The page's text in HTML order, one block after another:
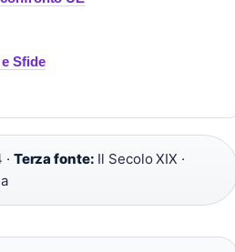
Sfide
Terza fonte: Il Secolo XIX ·